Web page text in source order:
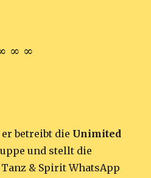
∞ ∞
betreibt die Unimited
und stellt die
& Spirit WhatsApp